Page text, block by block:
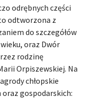
odrębnych części
odtworzona z
do szczegółów
wieku, oraz Dwór
rodzinę
Orpiszewskiej. Na
chłopskie
oraz gospodarskich: